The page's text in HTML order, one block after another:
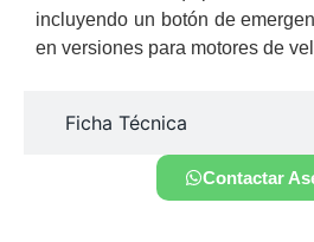
Ficha Técnica
incluyendo un botón de
en versiones para motores de
Contactar